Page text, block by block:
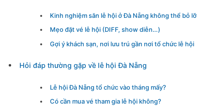
Kinh nghiệm săn lễ hội ở Đà Nẵng không thể bỏ lỡ
Mẹo đặt vé lễ hội (DIFF, show diễn…)
Gợi ý khách sạn, nơi lưu trú gần nơi tổ chức lễ hội
Hỏi đáp thường gặp về lễ hội Đà Nẵng
Lễ hội Đà Nẵng tổ chức vào tháng mấy?
Có cần mua vé tham gia lễ hội không?